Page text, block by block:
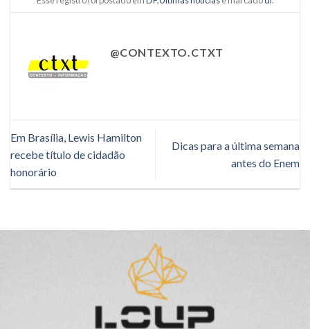
@CONTEXTO.CTXT
Em Brasília, Lewis Hamilton
recebe título de cidadão
honorário
Dicas para a última semana
antes do Enem